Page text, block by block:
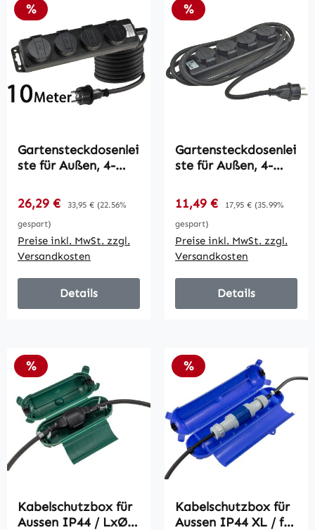
Rabatt
%
Gartensteckdosenlei
ste für Außen, 4-
F 3G1,5mm²,
Zuleitung 10m
Verkaufspreis:
26,29 € Regulärer Preis:
33,95 € (22.56%
gespart)
Preise inkl. MwSt. zzgl.
Versandkosten
Details
Rabatt
%
Gartensteckdosenlei
ste für Außen, 4-
F 3G1,5mm²,
Zuleitung 3m
Verkaufspreis:
11,49 € Regulärer Preis:
17,95 € (35.99%
gespart)
Preise inkl. MwSt. zzgl.
Versandkosten
Details
Rabatt
%
Kabelschutzbox für
Aussen IP44 / LxØ
Rabatt
%
Kabelschutzbox für
Aussen IP44 XL / für